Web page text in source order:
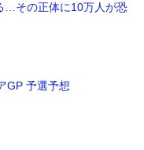
…その正体に10万人が恐
GP 予選予想